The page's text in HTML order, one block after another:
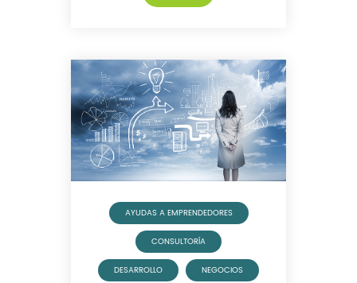
AYUDAS A EMPRENDEDORES
CONSULTORÍA
DESARROLLO NEGOCIOS